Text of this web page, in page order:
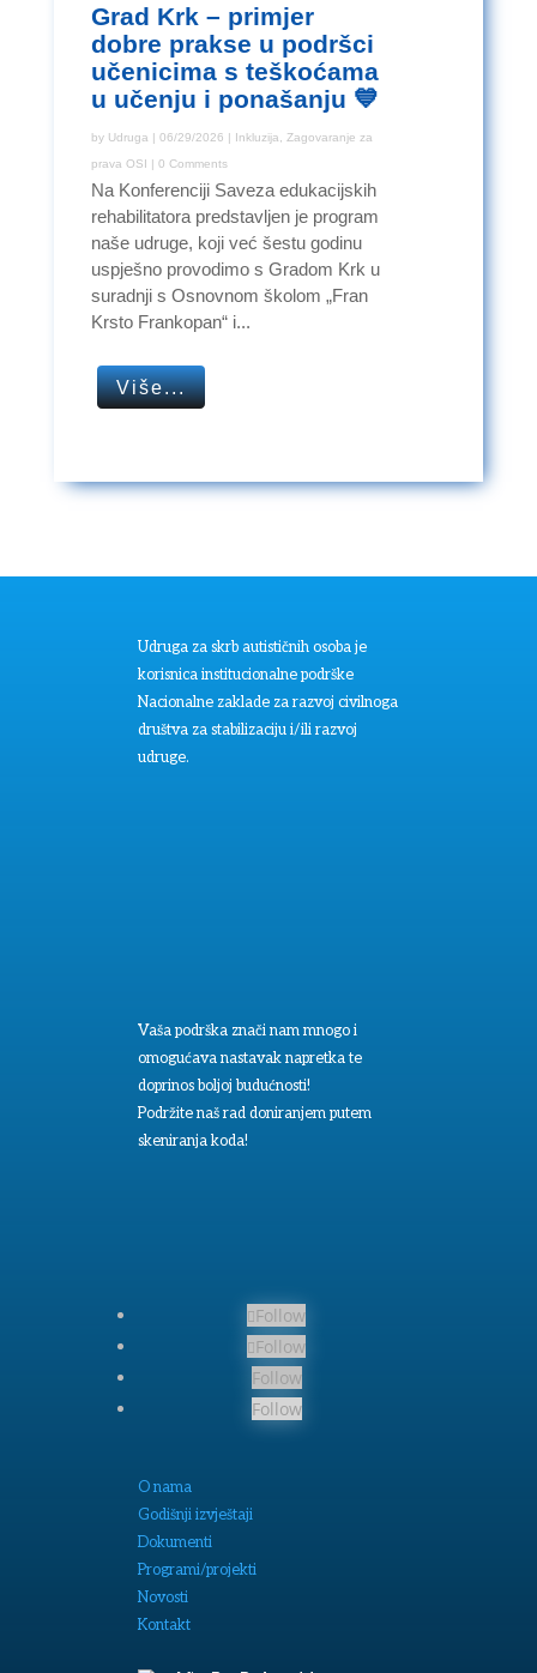
Grad Krk – primjer
dobre prakse u podršci
učenicima s teškoćama
u učenju i ponašanju 💙
by Udruga |06/29/2026 | Inkluzija
Zagovaranje za
prava OSI | 0 Comments
Na Konferenciji Saveza edukacijskih
rehabilitatora predstavljen je program
naše udruge, koji već šestu godinu
uspješno provodimo s Gradom Krk u
suradnji s Osnovnom školom „Fran
Krsto Frankopan“ i...
Više...
Udruga za skrb autističnih osoba je
korisnica institucionalne podrške
Nacionalne zaklade za razvoj civilnoga
društva za stabilizaciju i/ili razvoj
udruge.
Vaša podrška znači nam mnogo i
omogućava nastavak napretka te
doprinos boljoj budućnosti!
Podržite naš rad doniranjem putem
skeniranja koda!
Follow
Follow
Follow
Follow
O nama
Godišnji izvještaji
Dokumenti
Programi/projekti
Novosti
Kontakt